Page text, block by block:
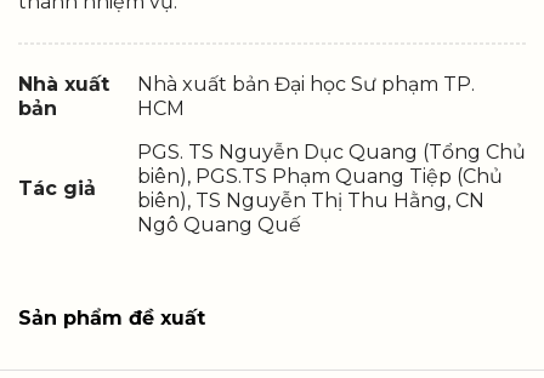
Nhà xuất
bản
Nhà xuất bản Đại học Sư phạm TP.
HCM
Tác giả
PGS. TS Nguyễn Dục Quang (Tổng Chủ
biên), PGS.TS Phạm Quang Tiệp (Chủ
biên), TS Nguyễn Thị Thu Hằng, CN
Ngô Quang Quế
Sản phẩm đề xuất